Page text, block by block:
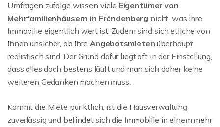
Umfragen zufolge wissen viele Eigentümer von
Mehrfamilienhäusern in Fröndenberg nicht, was ihre
Immobilie eigentlich wert ist. Zudem sind sich etliche von
ihnen unsicher, ob ihre Angebotsmietenüberhaupt
realistisch sind. Der Grund dafür liegt oft in der Einstellung,
dass alles doch bestens läuft und man sich daher keine
weiteren Gedanken machen muss.
Kommt die Miete pünktlich, ist die Hausverwaltung
zuverlässig und befindet sich die Immobilie in einem mehr